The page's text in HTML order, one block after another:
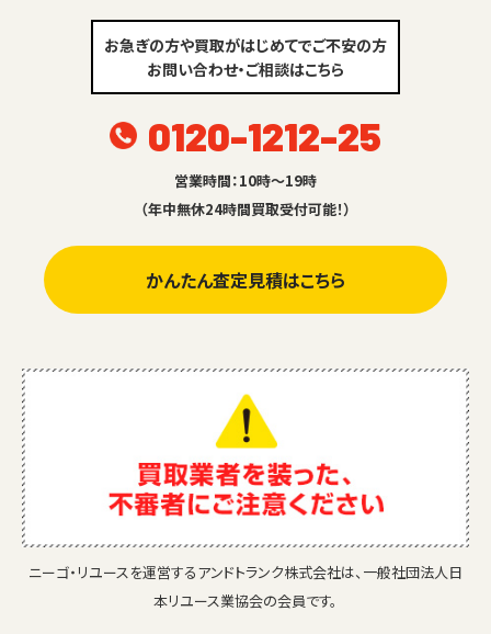
お急ぎの方や買取がはじめてでご不安の方
お問い合わせ・ご相談はこちら
0120-1212-25
営業時間：10時～19時
（年中無休24時間買取受付可能！）
かんたん査定見積はこちら
ニーゴ・リユースを運営するアンドトランク株式会社は、一般社団法人日
本リユース業協会の会員です。